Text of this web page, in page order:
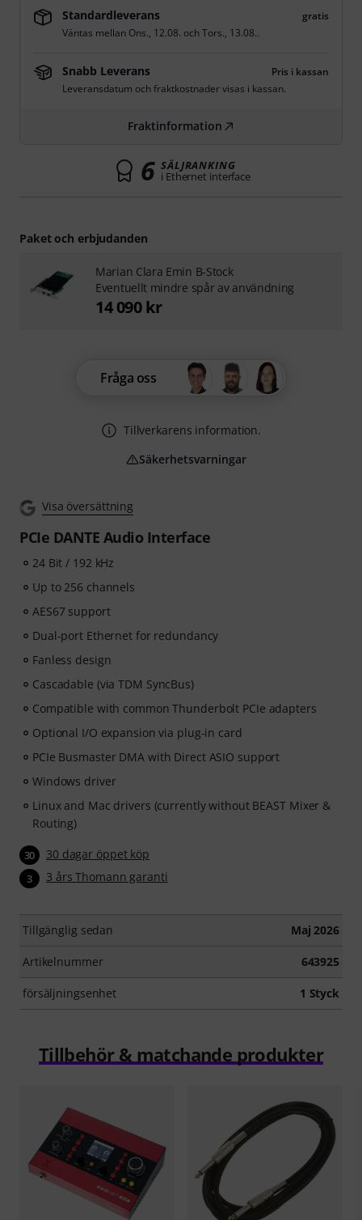
Visa översättning
PCIe DANTE Audio Interface
24 Bit / 192 kHz
Up to 256 channels
AES67 support
Dual-port Ethernet for redundancy
Fanless design
Cascadable (via TDM SyncBus)
Compatible with common Thunderbolt PCIe adapters
Optional I/O expansion via plug-in card
PCIe Busmaster DMA with Direct ASIO support
Windows driver
Linux and Mac drivers (currently without BEAST Mixer &
Routing)
30 30 dagar öppet köp
3 3 års Thomann garanti
Tillgänglig sedan Maj 2026
Artikelnummer 643925
försäljningsenhet 1 Styck
Standardleverans
gratis
Väntas mellan Ons., 12.08. ochTors., 13.08..
Snabb Leverans
Pris i kassan
Leveransdatum och fraktkostnader visas i kassan.
Fraktinformation
6 SÄLJRANKING
i Ethernet interface
Fråga oss
Tillverkarens information.
Säkerhetsvarningar
Paket och erbjudanden
Marian Clara Emin B-Stock
Eventuellt mindre spår av användning
14 090 kr
Tillbehör & matchande produkter